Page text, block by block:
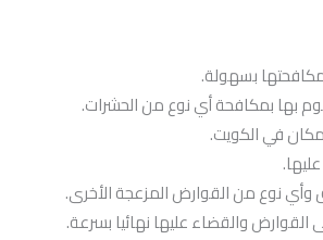
بسهولة.
بها بمكافحة أي نوع من الحشرات.
مكان في الكويت.
وأي نوع من القوارض المزعجة الأخرى.
والقضاء عليها نهائيا بسرعة.